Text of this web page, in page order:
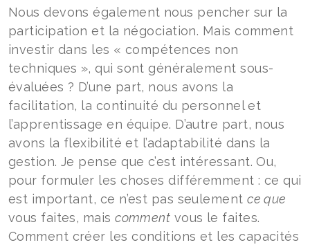
Nous devons également nous pencher sur la
participation et la négociation. Mais comment
investir dans les « compétences non
techniques », qui sont généralement sous-
évaluées ? D’une part, nous avons la
facilitation, la continuité du personnel et
l’apprentissage en équipe. D’autre part, nous
avons la flexibilité et l’adaptabilité dans la
gestion. Je pense que c’est intéressant. Ou,
pour formuler les choses différemment : ce qui
est important, ce n’est pas seulementce que
vous faites, maiscomment vous le faites.
Comment créer les conditions et les capacités